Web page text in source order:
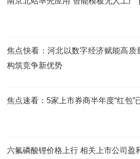
焦点快看：河北以数字经济赋能高质
构筑竞争新优势
焦点速看：5家上市券商半年度“红包”
六氟磷酸锂价格上行 相关上市公司盈